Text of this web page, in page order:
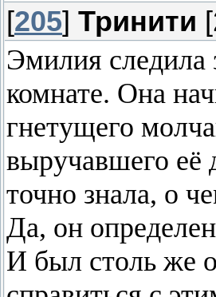
[205] Тринити
Эмилия следила
комнате. Она
гнетущего
выручавшего её
точно знала, о
Да, он
И был столь же